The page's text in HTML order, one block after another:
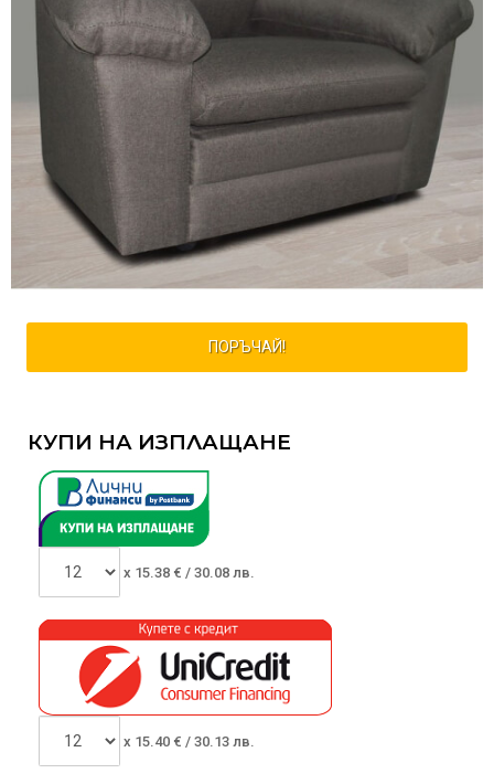
ПОРЪЧАЙ!
КУПИ НА ИЗПЛАЩАНЕ
x 15.38 € / 30.08 лв.
x 15.40 € / 30.13 лв.